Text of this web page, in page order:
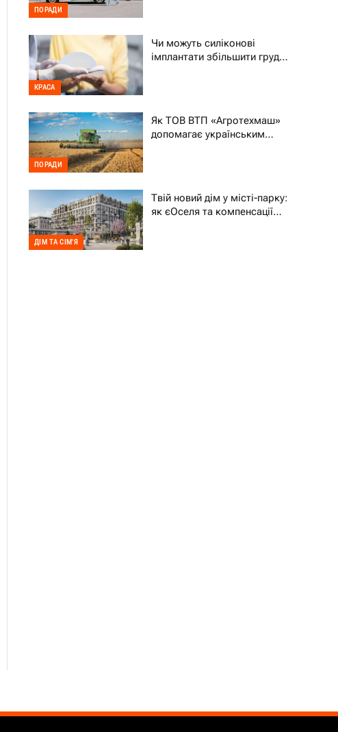
ПОРАДИ
КРАСА
Чи можуть силіконові
імплантати збільшити груди
ПОРАДИ
Як ТОВ ВТП «Агротехмаш»
допомагає українським
ДІМ ТА СІМ'Я
Твій новий дім у місті-парку:
як єОселя та компенсації